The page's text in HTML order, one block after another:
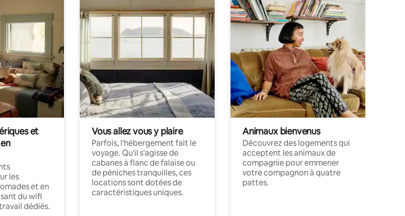
et
les
et en
du wifi
dédiés.
Vous allez vous y plaire
Parfois, l'hébergement fait le
voyage. Qu'il s'agisse de
cabanes à flanc de falaise ou
de péniches tranquilles, ces
locations sont dotées de
caractéristiques uniques.
Animaux bienvenus
Découvrez des logements qui
acceptent les animaux de
compagnie pour emmener
votre compagnon à quatre
pattes.